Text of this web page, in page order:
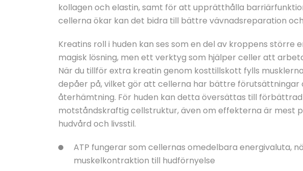
kollagen och elastin, samt för att upprätthålla
cellerna ökar kan det bidra till bättre vävnadsreparation
Kreatins roll i huden kan ses som en del av kroppens större
magisk lösning, men ett verktyg som hjälper celler att
När du tillför extra kreatin genom kosttillskott fylls
depåer på, vilket gör att cellerna har bättre förutsättningar
återhämtning. För huden kan detta översättas till
motståndskraftig cellstruktur, även om effekterna är mest
hudvård och livsstil.
ATP fungerar som cellernas omedelbara energivaluta,
muskelkontraktion till hudförnyelse